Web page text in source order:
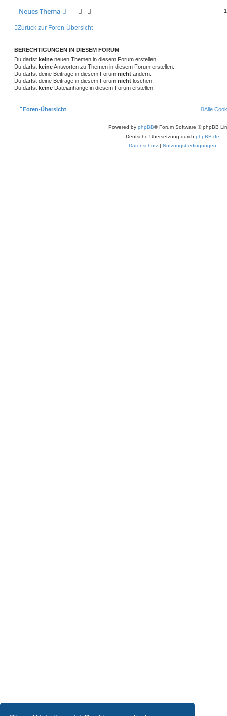
Neues Thema
Zurück zur Foren-Übersicht
BERECHTIGUNGEN IN DIESEM FORUM
Du darfst keine neuen Themen in diesem Forum erstellen.
Du darfst keineAntworten zu Themen in diesem Forum erstellen.
Du darfst deine Beiträge in diesem Forum nicht ändern.
Du darfst deine Beiträge in diesem Forum nicht löschen.
Du darfst keine Dateianhänge in diesem Forum erstellen.
Foren-Übersicht Alle
Powered by phpBB® Forum Software © phpBB
Deutsche Übersetzung durch phpBB.de
Datenschutz | Nutzungsbedingungen